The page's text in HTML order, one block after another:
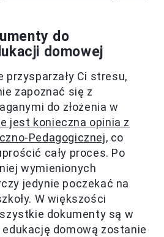
do
domowej
Ci stresu,
zapoznać się z
do złożenia w
jest konieczna opinia z
Pedagogicznej, co
cały proces. Po
wymienionych
jedynie poczekać na
W większości
dokumenty są w
edukację domową zostanie